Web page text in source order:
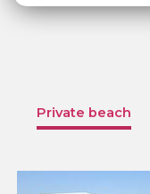
Private beach